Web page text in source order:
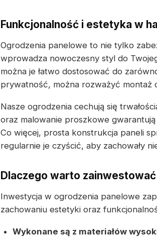
Funkcjonalność i estetyka w
Ogrodzenia panelowe to nie tylko
wprowadza nowoczesny styl do
można je łatwo dostosować do
prywatność, można rozważyć montaż
Nasze ogrodzenia cechują się
oraz malowanie proszkowe
Co więcej, prosta konstrukcja paneli
regularnie je czyścić, aby zachowały
Dlaczego warto
Inwestycja w ogrodzenia panelowe
zachowaniu estetyki oraz
Wykonane są z materiałów